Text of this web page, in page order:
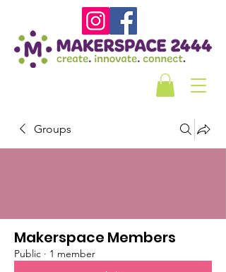
Groups
Makerspace Members
Public · 1 member